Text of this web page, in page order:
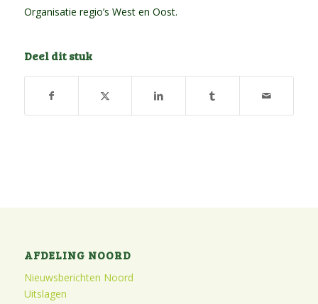
Organisatie regio’s West en Oost.
Deel dit stuk
AFDELING NOORD
Nieuwsberichten Noord
Uitslagen